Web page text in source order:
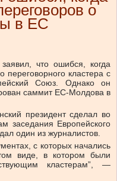
о
в ЕС
что ошибся, когда
переговорного кластера с
Союз. Однако он
саммит ЕС-Молдова в
президент сделал во
заседания Европейского
один из журналистов.
с которых начались
виде, в котором были
кластерам”, —